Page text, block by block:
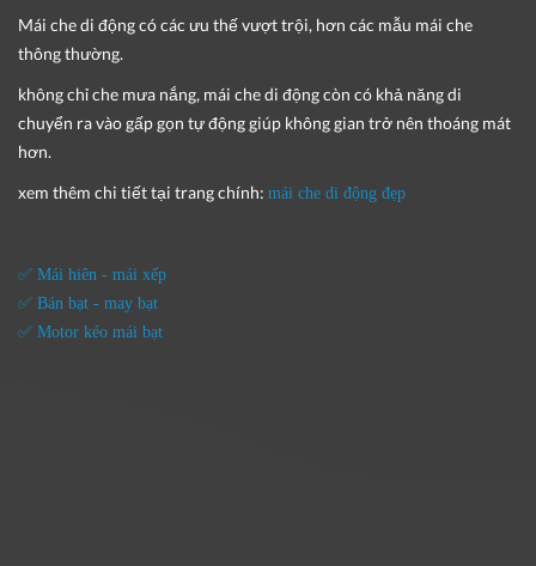
Mái che di độngcó các ưu thế vượt trội, hơn các mẫu mái che
thông thường.
không chỉ che mưa nắng, mái che di động còn có khả năng di
chuyển ra vào gấp gọn tự động giúp không gian trở nên thoáng mát
hơn.
xem thêm chi tiết tại trang chính: mái che di động đẹp
✅ Mái hiên - mái xếp
✅ Bán bạt - may bạt
✅ Motor kéo mái bạt